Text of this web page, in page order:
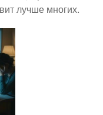
лучше многих.